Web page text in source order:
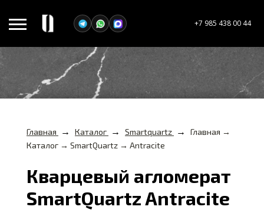
+7 985 438 00 44
Главная → Каталог → Smartquartz →
Главная →
Каталог → SmartQuartz → Antracite
Кварцевый агломерат
SmartQuartz Antracite